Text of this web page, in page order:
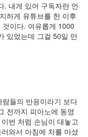
. 내게 있어 구독자란 언
하게 유튜브를 한 이후
이다. 여유롭게 1000
있었는데 그걸 50일 만
들의 반응이라기 보다
전까지 피아노에 동영
번 처럼 손님이 대놓고
와서 아침에 차를 마셨